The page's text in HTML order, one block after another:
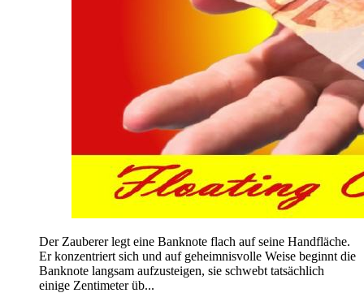
Der Zauberer legt eine Banknote flach auf seine Handfläche.
Er konzentriert sich und auf geheimnisvolle Weise beginnt die
Banknote langsam aufzusteigen, sie schwebt tatsächlich
einige Zentimeter üb...